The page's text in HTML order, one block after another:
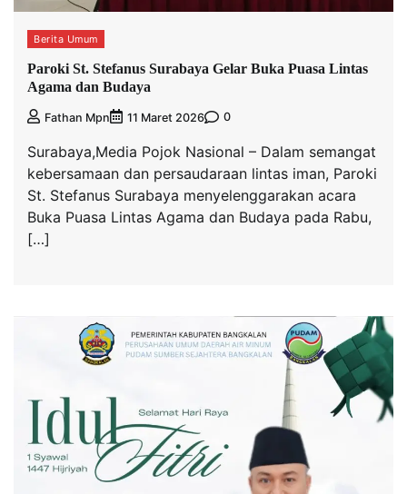
Berita Umum
Paroki St. Stefanus Surabaya Gelar Buka Puasa Lintas
Agama dan Budaya
Fathan Mpn 11 Maret 2026 0
Surabaya,Media Pojok Nasional – Dalam semangat
kebersamaan dan persaudaraan lintas iman, Paroki
St. Stefanus Surabaya menyelenggarakan acara
Buka Puasa Lintas Agama dan Budaya pada Rabu,
[…]